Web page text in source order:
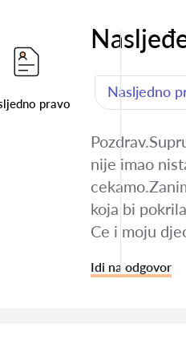
pravo
Nasljedno
nije imao
koja bi
Ce i moju
Idi na odgovor